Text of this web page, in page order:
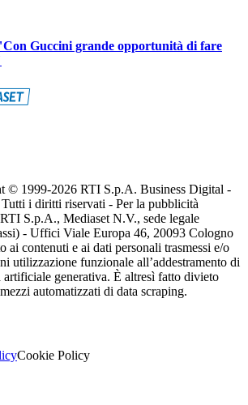
Guccini grande opportunità di fare
© 1999-2026 RTI S.p.A. Business Digital -
i diritti riservati - Per la pubblicità
S.p.A., Mediaset N.V., sede legale
- Uffici Viale Europa 46, 20093 Cologno
ai contenuti e ai dati personali trasmessi e/o
utilizzazione funzionale all’addestramento di
generativa. È altresì fatto divieto
automatizzati di data scraping.
Cookie Policy